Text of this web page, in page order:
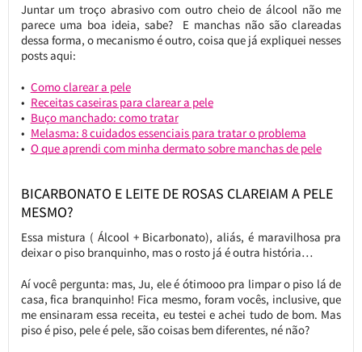
Juntar um troço abrasivo com outro cheio de álcool não me
parece uma boa ideia, sabe? E manchas não são clareadas
dessa forma, o mecanismo é outro, coisa que já expliquei nesses
posts aqui:
Como clarear a pele
Receitas caseiras para clarear a pele
Buço manchado: como tratar
Melasma: 8 cuidados essenciais para tratar o problema
O que aprendi com minha dermato sobre manchas de pele
BICARBONATO E LEITE DE ROSAS CLAREIAM A PELE
MESMO?
Essa mistura ( Álcool + Bicarbonato), aliás, é maravilhosa pra
deixar o piso branquinho, mas o rosto já é outra história…
Aí você pergunta: mas, Ju, ele é ótimooo pra limpar o piso lá de
casa, fica branquinho! Fica mesmo, foram vocês, inclusive, que
me ensinaram essa receita, eu testei e achei tudo de bom. Mas
piso é piso, pele é pele, são coisas bem diferentes, né não?